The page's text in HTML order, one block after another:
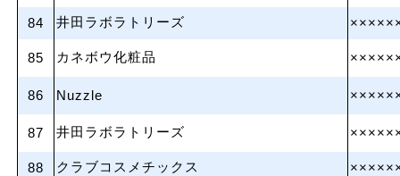
84 井田ラボラトリーズ
85 カネボウ化粧品
86 Nuzzle
87 井田ラボラトリーズ
88 クラブコスメチックス